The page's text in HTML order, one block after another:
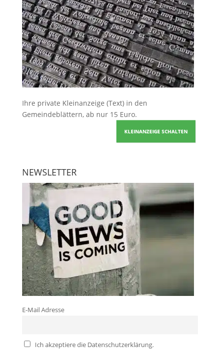
Ihre private Kleinanzeige (Text) in den
Gemeindeblättern, ab nur 15 Euro.
KLEINANZEIGE SCHALTEN
NEWSLETTER
E-Mail Adresse
Ich akzeptiere die Datenschutzerklärung.